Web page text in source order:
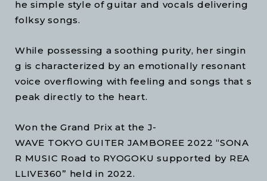
he simple style of guitar and vocals delivering
folksy songs.
While possessing a soothing purity, her singin
g is characterized by an emotionally resonant
voice overflowing with feeling and songs that s
peak directly to the heart.
Won the Grand Prix at the J-
WAVE TOKYO GUITER JAMBOREE 2022 “SONA
R MUSIC Road to RYOGOKU supported by REA
LLIVE360” held in 2022.